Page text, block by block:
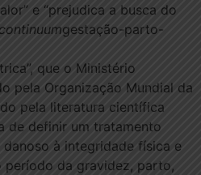
e “prejudica a busca do
continuumgestação-parto-
que o Ministério
pela Organização Mundial da
pela literatura científica
de definir um tratamento
à integridade física e
período da gravidez, parto,